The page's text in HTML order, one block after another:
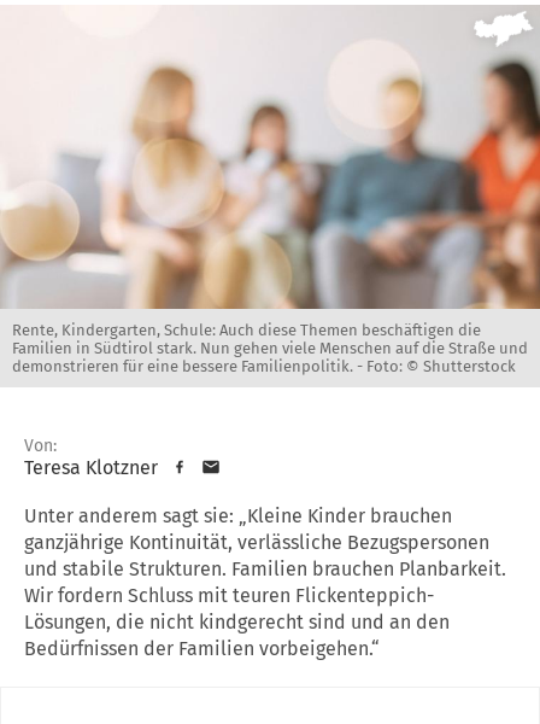
Rente, Kindergarten, Schule: Auch diese Themen beschäftigen die
Familien in Südtirol stark. Nun gehen viele Menschen auf die Straße und
demonstrieren für eine bessere Familienpolitik. - Foto: © Shutterstock
Von:
Teresa Klotzner
Unter anderem sagt sie: „Kleine Kinder brauchen
ganzjährige Kontinuität, verlässliche Bezugspersonen
und stabile Strukturen. Familien brauchen Planbarkeit.
Wir fordern Schluss mit teuren Flickenteppich-
Lösungen, die nicht kindgerecht sind und an den
Bedürfnissen der Familien vorbeigehen.“